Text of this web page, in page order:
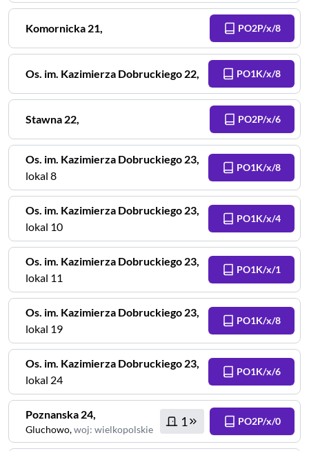
Komornicka 21, PO2P/x/8
Os. im. Kazimierza Dobruckiego 22, PO1K/x/8
Stawna 22, PO2P/x/6
Os. im. Kazimierza Dobruckiego 23,
lokal 8
PO1K/x/8
Os. im. Kazimierza Dobruckiego 23,
lokal 10
PO1K/x/4
Os. im. Kazimierza Dobruckiego 23,
lokal 11
PO1K/x/1
Os. im. Kazimierza Dobruckiego 23,
lokal 19
PO1K/x/8
Os. im. Kazimierza Dobruckiego 23,
lokal 24
PO1K/x/6
Poznanska 24,
Gluchowo,woj: wielkopolskie
1 PO2P/x/0